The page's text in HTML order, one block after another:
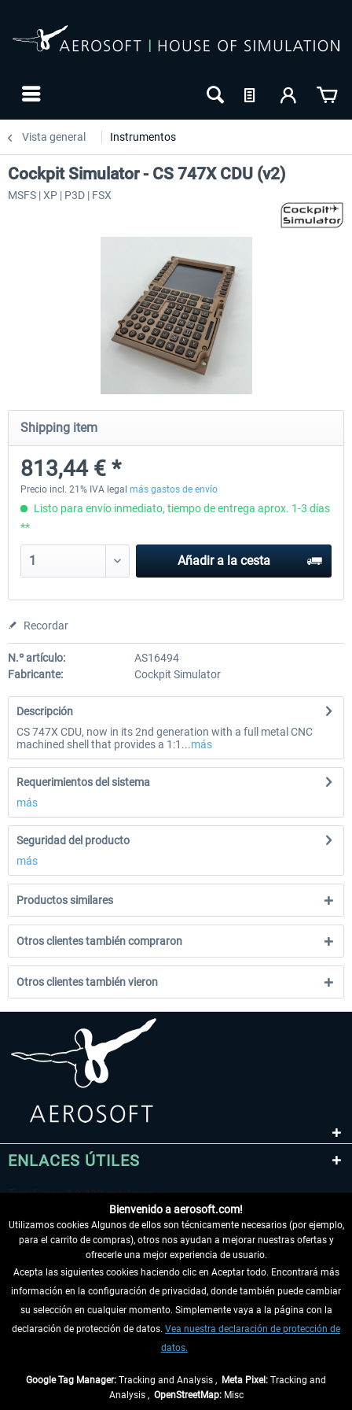
Vista general Instrumentos
Octavi - IFR-1
183,02 € *
Cockpit Simulator - CS 737X
Cockpit Simulator - CS 747X CDU (v2)
MSFS | XP | P3D | FSX
Shipping item
813,44 € *
Precio incl. 21% IVA legal más gastos de envío
Listo para envío inmediato, tiempo de entrega aprox. 1-3 días
**
Añadir a la cesta
Recordar
N.º artículo:
AS16494
Fabricante:
Cockpit Simulator
Descripción
CS 747X CDU, now in its 2nd generation with a full metal CNC
machined shell that provides a 1:1...más
Requerimientos del sistema
más
Seguridad del producto
más
Productos similares
Otros clientes también compraron
Otros clientes también vieron
ENLACES ÚTILES
DESISTIR DEL CONTRATO
INFORMACIÓN
Bienvenido a aerosoft.com!
Utilizamos cookies Algunos de ellos son técnicamente necesarios (por ejemplo,
para el carrito de compras), otros nos ayudan a mejorar nuestras ofertas y
ofrecerle una mejor experiencia de usuario.
Acepta las siguientes cookies haciendo clic en Aceptar todo. Encontrará más
información en la configuración de privacidad, donde también puede cambiar
su selección en cualquier momento. Simplemente vaya a la página con la
declaración de protección de datos. Vea nuestra declaración de protección de
datos.
Google Tag Manager: Tracking and Analysis , Meta Pixel: Tracking and
Analysis , OpenStreetMap:Misc